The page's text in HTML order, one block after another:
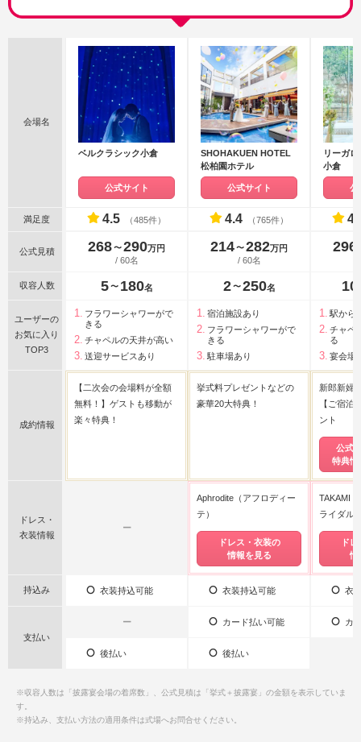
会場名
ベルクラシック小倉
公式サイト
SHOHAKUEN HOTEL
松柏園ホテル
公式サイト
リーガ
小倉
公
満足度 4.5 （485件） 4.4 （765件）
公式見積 268〜290万円
/ 60名
214〜282万円
/ 60名
296
収容人数 5 〜 180名 2 〜 250名 10
ユーザーの
お気に入り
TOP3
フラワーシャワーがで
きる
チャペルの天井が高い
送迎サービスあり
宿泊施設あり
フラワーシャワーがで
きる
駐車場あり
駅から
チャペ
る
宴会場
成約情報
【二次会の会場料が全額
無料！】ゲストも移動が
楽々特典！
挙式料プレゼントなどの
豪華20大特典！
新郎新婦
【ご宿泊
ント
公式
特典情
ドレス・
衣装情報
ー
Aphrodite（アフロディー
テ）
ドレス・衣装の
情報を見る
TAKAMI
ライダル)
ド
情
持込み 衣装持込可能 衣装持込可能 衣
支払い
ー カード払い可能 カ
後払い 後払い
※収容人数は「披露宴会場の着席数」、公式見積は「挙式＋披露宴」の金額を表示していま
す。
※持込み、支払い方法の適用条件は式場へお問合せください。